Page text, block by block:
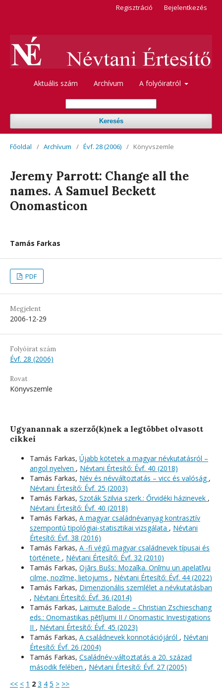
Aktuális szám Archívum A folyóiratról
Keresés
Regisztráció Bejelentkezés
Főoldal / Archívum / Évf. 28 (2006) / Könyvszemle
Jeremy Parrott: Change all the
names. A Samuel Beckett
Onomasticon
Tamás Farkas
PDF
Megjelent
2006-12-29
Folyóirat szám
Évf. 28 (2006)
Rovat
Könyvszemle
Ugyanannak a szerző(k)nek a legtöbbet olvasott
cikkei
Tamás Farkas, Újabb kötetek a magyar névkutatásról –
angol nyelven , Névtani Értesítő: Évf. 40 (2018)
Tamás Farkas, Név és névváltoztatás – vicc és valóság ,
Névtani Értesítő: Évf. 25 (2003)
Tamás Farkas, Szoták Szilvia szerk.: Őrvidéki házinevek ,
Névtani Értesítő: Évf. 40 (2018)
Tamás Farkas, A magyar családnévanyag kontrasztív
szempontú tipológiai-statisztikai vizsgálata , Névtani
Értesítő: Évf. 38 (2016)
Tamás Farkas, A -fi végű magyar családnevek típusai és
története , Névtani Értesítő: Évf. 32 (2010)
Tamás Farkas, Ojārs Bušs: Mozaīka. Onīmu un apelatīvu
cilme, nozīme, lietojums , Névtani Értesítő: Évf. 44 (2022)
Tamás Farkas, Dimenzionális szemlélet a névkutatásban
, Névtani Értesítő: Évf. 36 (2014)
Tamás Farkas, Laimute Balode – Christian Zschieschang
eds.: Onomastikas pētījumi II / Onomastic Investigations
II , Névtani Értesítő: Évf. 45 (2023)
Tamás Farkas, A családnevek konnotációjáról , Névtani
Értesítő: Évf. 26 (2004)
Tamás Farkas, Családnév-változtatás a 20. század
második felében , Névtani Értesítő: Évf. 27 (2005)
<< < 1 2 3 4 5 > >>